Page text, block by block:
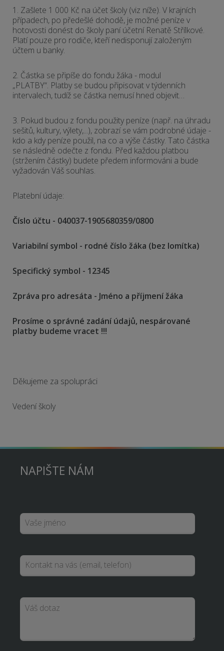
1. Zašlete 1 000 Kč na účet školy (viz níže). V krajních
případech, po předešlé dohodě, je možné peníze v
hotovosti donést do školy paní účetní Renatě Střílkové.
Platí pouze pro rodiče, kteří nedisponují založeným
účtem u banky.
2. Částka se připíše do fondu žáka - modul
„PLATBY“. Platby se budou připisovat v týdenních
intervalech, tudíž se částka nemusí hned objevit…
3. Pokud budou z fondu použity peníze (např. na úhradu
sešitů, kultury, výlety,...), zobrazí se vám podrobné údaje -
kdo a kdy peníze použil, na co a výše částky. Tato částka
se následně odečte z fondu. Před každou platbou
(stržením částky) budete předem informováni a bude
vyžadován Váš souhlas.
Platební údaje:
Číslo účtu - 040037-1905680359/0800
Variabilní symbol - rodné číslo žáka (bez lomítka)
Specifický symbol - 12345
Zpráva pro adresáta - Jméno a příjmení žáka
Prosíme o správné zadání údajů, nespárované
platby budeme vracet !!!
Děkujeme za spolupráci
Vedení školy
NAPIŠTE NÁM